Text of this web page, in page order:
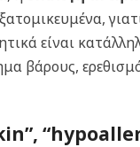
είναι
βάρους,